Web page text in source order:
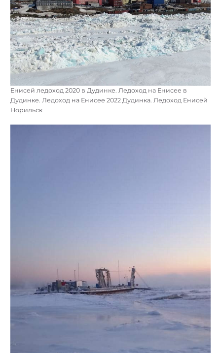
Енисей ледоход 2020 в Дудинке. Ледоход на Енисее в
Дудинке. Ледоход на Енисее 2022 Дудинка. Ледоход Енисей
Норильск